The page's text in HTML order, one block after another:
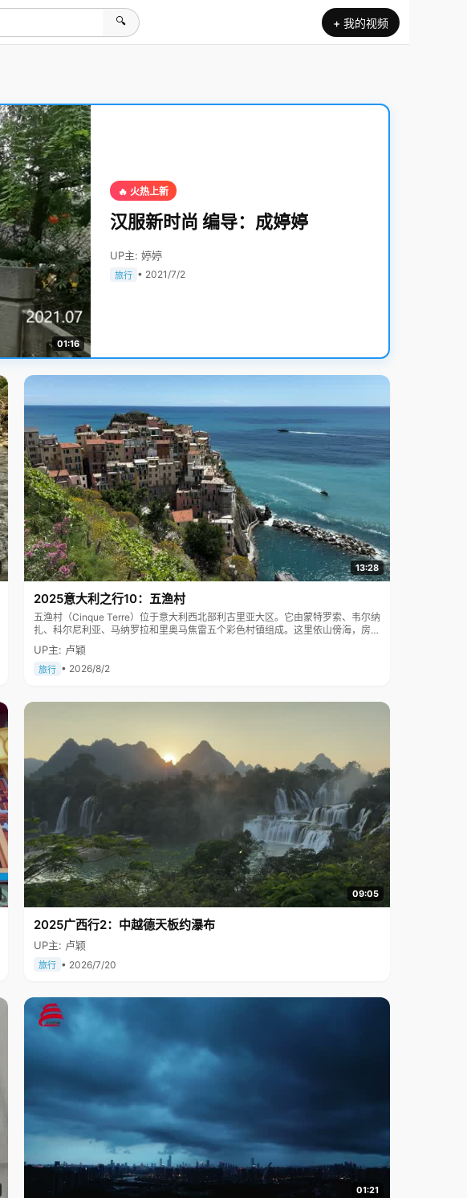
🔍 + 我的视频
01:16
🔥 火热上新
汉服新时尚 编导：成婷婷
UP主: 婷婷
旅行 • 2021/7/2
13:28
2025意大利之行10：五渔村
五渔村（Cinque Terre）位于意大利西北部利古里亚大区。它由蒙特罗索、韦尔纳
扎、科尔尼利亚、马纳罗拉和里奥马焦雷五个彩色村镇组成。这里依山傍海，房屋
色彩斑斓，1997年被列为世界文化遗产。
UP主: 卢颖
旅行 • 2026/8/2
09:05
2025广西行2：中越德天板约瀑布
UP主: 卢颖
旅行 • 2026/7/20
01:21